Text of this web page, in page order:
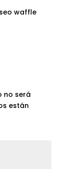
no será
están